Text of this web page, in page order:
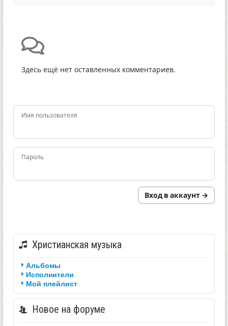
Здесь ещё нет оставленных комментариев.
Имя пользователя
Пароль
Вход в аккаунт →
Христианская музыка
Альбомы
Исполнители
Мой плейлист
Новое на форуме